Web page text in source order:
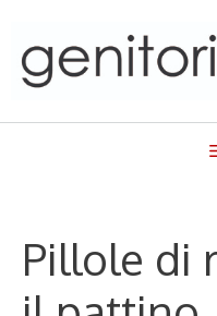
content
Pillole di